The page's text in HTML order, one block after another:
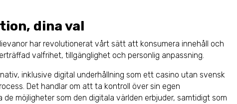
dina val
har revolutionerat vårt sätt att konsumera innehåll och
valfrihet, tillgänglighet och personlig anpassning.
inklusive digital underhållning som ett casino utan svensk
Det handlar om att ta kontroll över sin egen
möjligheter som den digitala världen erbjuder, samtidigt som